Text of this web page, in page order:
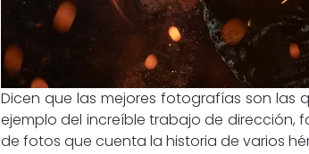
Dicen que las mejores fotografías son las
ejemplo del increíble trabajo de dirección,
de fotos que cuenta la historia de varios